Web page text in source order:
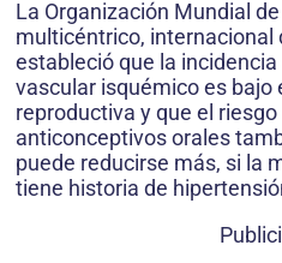
La Organización Mundial
multicéntrico, internacional
estableció que la
vascular isquémico es bajo
reproductiva y que el
anticonceptivos orales
puede reducirse más, si la
tiene historia de